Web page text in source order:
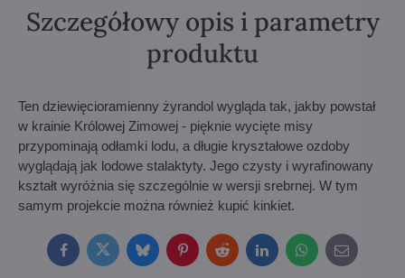
Szczegółowy opis i parametry
produktu
Ten dziewięcioramienny żyrandol wygląda tak, jakby powstał
w krainie Królowej Zimowej - pięknie wycięte misy
przypominają odłamki lodu, a długie kryształowe ozdoby
wyglądają jak lodowe stalaktyty. Jego czysty i wyrafinowany
kształt wyróżnia się szczególnie w wersji srebrnej. W tym
samym projekcie można również kupić kinkiet.
FacebookTwitterBlueskyPinterestRedditLinkedInWhatsApp
E-
mail